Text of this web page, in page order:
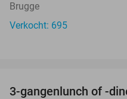
Brugge
Verkocht: 695
3-gangenlunch of -